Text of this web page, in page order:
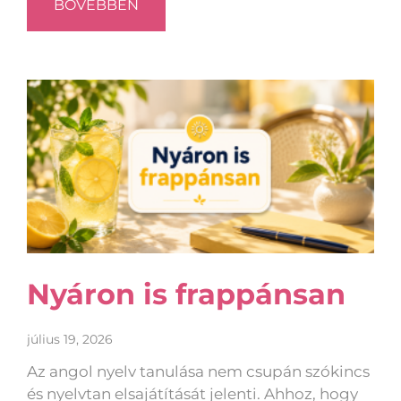
BŐVEBBEN
Nyáron is frappánsan
július 19, 2026
Az angol nyelv tanulása nem csupán szókincs
és nyelvtan elsajátítását jelenti. Ahhoz, hogy